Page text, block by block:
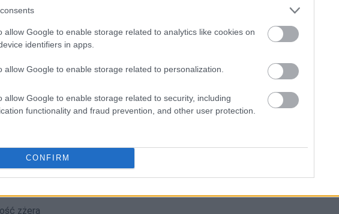
allow Google to enable storage related to analytics like cookies on
identifiers in apps.
allow Google to enable storage related to personalization.
allow Google to enable storage related to security, including
functionality and fraud prevention, and other user protection.
CONFIRM
abonenci Dobrego słownika.
SPRAWDŹ
zżera